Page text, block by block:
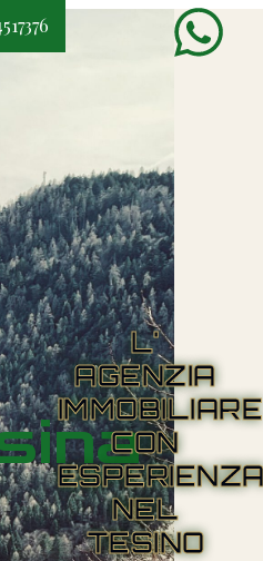
L'
AGENZIA
IMMOBILIARE
CON
NEL
TESINO